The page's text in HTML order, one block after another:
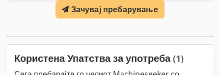
Зачувај пребарување
Користена Упатства за употреба(1)